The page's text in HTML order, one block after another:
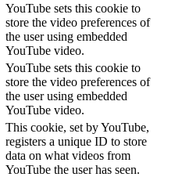
YouTube sets this cookie to
store the video preferences of
the user using embedded
YouTube video.
YouTube sets this cookie to
store the video preferences of
the user using embedded
YouTube video.
This cookie, set by YouTube,
registers a unique ID to store
data on what videos from
YouTube the user has seen.